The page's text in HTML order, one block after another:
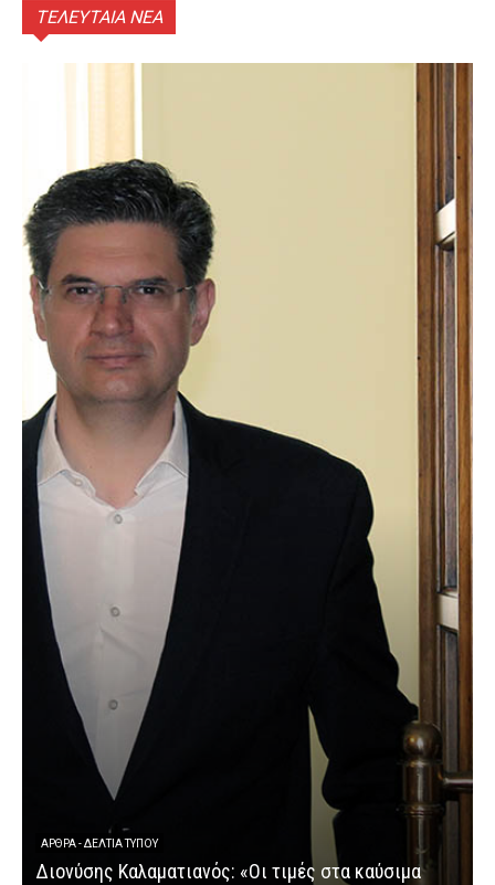
ΤΕΛΕΥΤΑΙΑ ΝΕΑ
ΆΡΘΡΑ - ΔΕΛΤΊΑ ΤΎΠΟΥ
Διονύσης Καλαματιανός: «Οι τιμές στα καύσιμα